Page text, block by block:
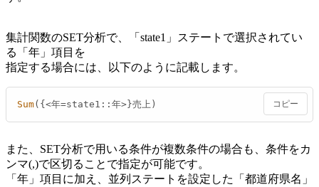
集計関数のSET分析で、「state1」ステートで選択されてい
る「年」項目を
指定する場合には、以下のように記載します。
Sum({<年=state1::年>}売上) コピー
また、SET分析で用いる条件が複数条件の場合も、条件をカ
ンマ(,)で区切ることで指定が可能です。
「年」項目に加え、並列ステートを設定した「都道府県名」